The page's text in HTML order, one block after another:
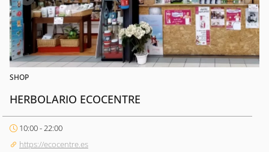
SHOP
HERBOLARIO ECOCENTRE
10:00 - 22:00
https://ecocentre.es